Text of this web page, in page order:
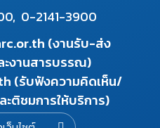
0-2141-3900
(งานรับ-ส่ง
ะงานสารบรรณ)
(รับฟังความคิดเห็น/
ะติชมการให้บริการ)